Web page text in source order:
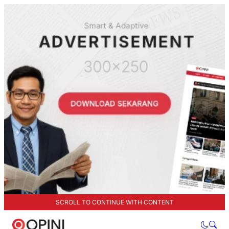
SCROLL TO CONTINUE WITH CONTENT